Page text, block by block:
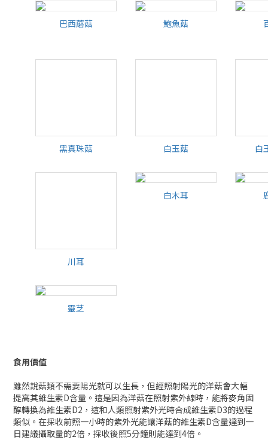
巴西蘑菇 鮑魚菇
川耳
白木耳
靈芝
食用價值
雖然說菇類不需要陽光就可以生長，但經照射陽光的洋菇會大幅
提高其維生素D含量。這是因為洋菇在照射紫外線時，能將麥角固
醇轉換為維生素D2，這和人類照射紫外光時合成維生素D3的過程
類似。在採收前照一小時的紫外光能讓洋菇的維生素D含量達到一
日建議攝取量的2倍，採收後照5分鐘則能達到4倍。